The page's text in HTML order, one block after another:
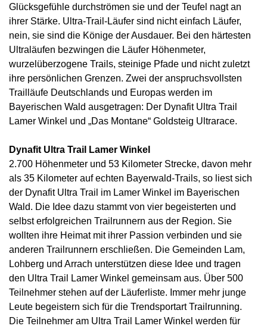
Glücksgefühle durchströmen sie und der Teufel nagt an
ihrer Stärke. Ultra-Trail-Läufer sind nicht einfach Läufer,
nein, sie sind die Könige der Ausdauer. Bei den härtesten
Ultraläufen bezwingen die Läufer Höhenmeter,
wurzelüberzogene Trails, steinige Pfade und nicht zuletzt
ihre persönlichen Grenzen. Zwei der anspruchsvollsten
Trailläufe Deutschlands und Europas werden im
Bayerischen Wald ausgetragen: Der Dynafit Ultra Trail
Lamer Winkel und „Das Montane“ Goldsteig Ultrarace.
Dynafit Ultra Trail Lamer Winkel
2.700 Höhenmeter und 53 Kilometer Strecke, davon mehr
als 35 Kilometer auf echten Bayerwald-Trails, so liest sich
der Dynafit Ultra Trail im Lamer Winkel im Bayerischen
Wald. Die Idee dazu stammt von vier begeisterten und
selbst erfolgreichen Trailrunnern aus der Region. Sie
wollten ihre Heimat mit ihrer Passion verbinden und sie
anderen Trailrunnern erschließen. Die Gemeinden Lam,
Lohberg und Arrach unterstützen diese Idee und tragen
den Ultra Trail Lamer Winkel gemeinsam aus. Über 500
Teilnehmer stehen auf der Läuferliste. Immer mehr junge
Leute begeistern sich für die Trendsportart Trailrunning.
Die Teilnehmer am Ultra Trail Lamer Winkel werden für